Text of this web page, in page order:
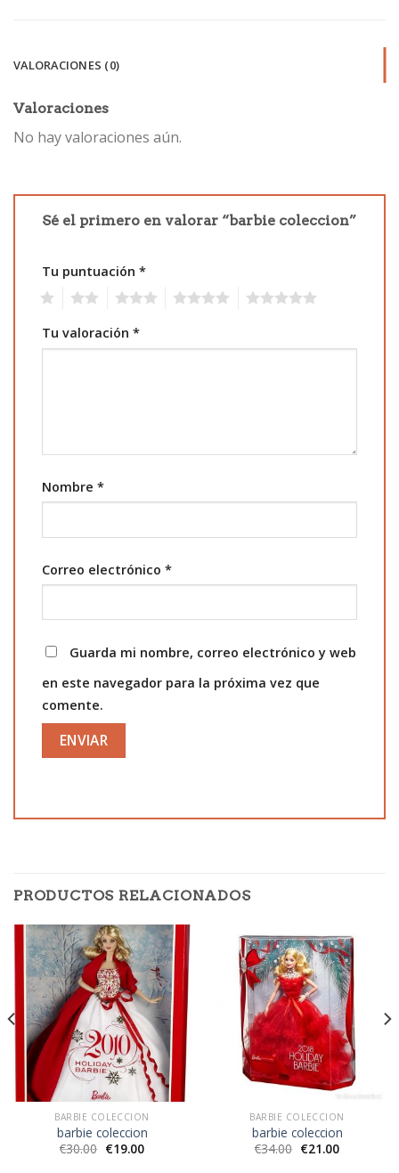
VALORACIONES (0)
Valoraciones
No hay valoraciones aún.
Sé el primero en valorar “barbie coleccion”
Tu puntuación *
Tu valoración *
Nombre *
Correo electrónico *
Guarda mi nombre, correo electrónico y web
en este navegador para la próxima vez que
comente.
PRODUCTOS RELACIONADOS
BARBIE COLECCION
barbie coleccion
€30.00 €19.00
BARBIE COLECCION
barbie coleccion
€34.00 €21.00